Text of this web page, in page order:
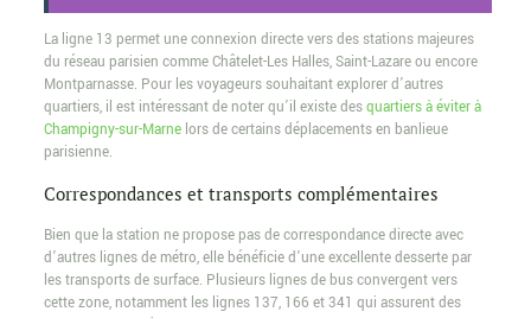
La ligne 13 permet une connexion directe vers des stations majeures
du réseau parisien comme Châtelet-Les Halles, Saint-Lazare ou encore
Montparnasse. Pour les voyageurs souhaitant explorer d’autres
quartiers, il est intéressant de noter qu’il existe desquartiers à éviter à
Champigny-sur-Marnelors de certains déplacements en banlieue
parisienne.
Correspondances et transports complémentaires
Bien que la station ne propose pas de correspondance directe avec
d’autres lignes de métro, elle bénéficie d’une excellente desserte par
les transports de surface. Plusieurs lignes de bus convergent vers
cette zone, notamment les lignes 137, 166 et 341 qui assurent des